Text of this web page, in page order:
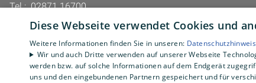
Tel.: 02871 16700
Impressum
Barrierefreiheitserklärung
Datenschutzerklärung
AGB
Diese Webseite verwendet Cookies und
Weitere Informationen finden Sie in unseren:
Wir und auch Dritte verwenden auf unserer Webseite
werden bzw. auf solche Informationen auf dem Endgerät
uns und den eingebundenen Partnern gespeichert und für